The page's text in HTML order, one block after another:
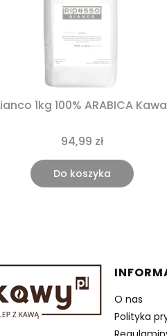
1kg 100% ARABICA
94,99 zł
Do koszyka
Linki
O nas
Polityka